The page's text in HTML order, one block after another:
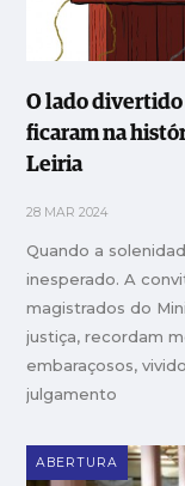
O lado divertido
ficaram na
Leiria
28 MAR 2024
Quando a
inesperado. A
magistrados do
justiça, recordam
embaraçosos,
julgamento
ABERTURA